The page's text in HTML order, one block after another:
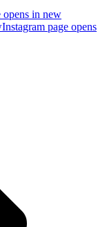
opens in new
Instagram page opens